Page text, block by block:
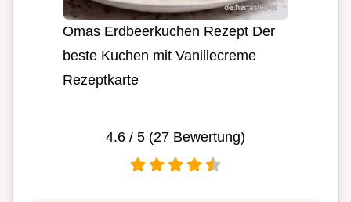
Omas Erdbeerkuchen Rezept Der
beste Kuchen mit Vanillecreme
Rezeptkarte
4.6 / 5 (27 Bewertung)